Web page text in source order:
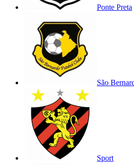
Ponte Preta
São
Sport